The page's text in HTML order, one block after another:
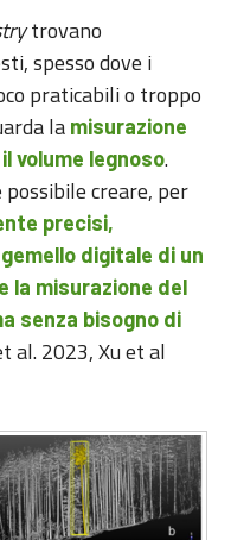
trovano
spesso dove i
praticabili o troppo
la misurazione
volume legnoso.
possibile creare, per
precisi,
digitale di un
la misurazione del
senza bisogno di
al. 2023, Xu et al